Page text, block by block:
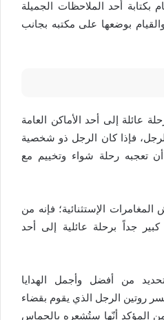
بكتابة أحد الملاحظات الجميلة
بوضعها على مكتبه بجانب
عائلة إلى أحد الأماكن العامة
فإذا كان الرجل ذو شخصية
تعجبه رحلة شواء وتخييم مع
الإستثنائية؛ فإنه من
جداً برحلة عائلية إلى أحد
من أفضل وأجمل الهدايا
روتين الرجل الذي يقوم بقضاء
المؤكد أنّها ستُشعره بالحماس